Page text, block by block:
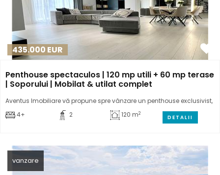
435.000 EUR
Penthouse spectaculos | 120 mp utili + 60 mp terase
| Soporului | Mobilat & utilat complet
Aventus Imobiliare vă propune spre vânzare un penthouse exclusivist,
4+
2 120 m2
DETALII
vanzare